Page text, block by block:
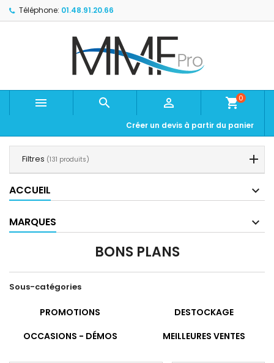
Téléphone: 01.48.91.20.66
   shopping_cart0
Créer un devis à partir du panier
Filtres (131 produits)
ACCUEIL
MARQUES
BONS PLANS
Sous-catégories
PROMOTIONS
DESTOCKAGE
OCCASIONS - DÉMOS
MEILLEURES VENTES